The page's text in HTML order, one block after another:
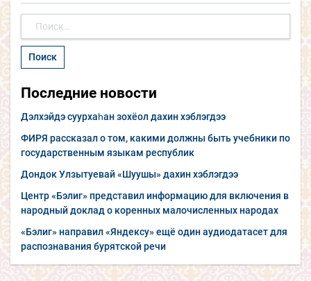
Последние новости
Дэлхэйдэ суурхаһан зохёол дахин хэблэгдээ
ФИРЯ рассказал о том, какими должны быть учебники по
государственным языкам республик
Дондок Улзытуевай «Шуушы» дахин хэблэгдээ
Центр «Бэлиг» представил информацию для включения в
народный доклад о коренных малочисленных народах
«Бэлиг» направил «Яндексу» ещё один аудиодатасет для
распознавания бурятской речи